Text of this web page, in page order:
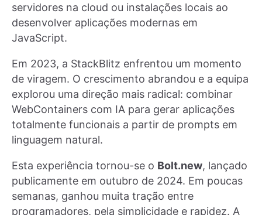
servidores na cloud ou instalações locais ao
desenvolver aplicações modernas em
JavaScript.
Em 2023, a StackBlitz enfrentou um momento
de viragem. O crescimento abrandou e a equipa
explorou uma direção mais radical: combinar
WebContainers com IA para gerar aplicações
totalmente funcionais a partir de prompts em
linguagem natural.
Esta experiência tornou-se o Bolt.new, lançado
publicamente em outubro de 2024. Em poucas
semanas, ganhou muita tração entre
programadores, pela simplicidade e rapidez. A